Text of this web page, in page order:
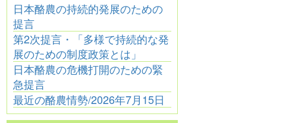
酪農乳業
「クリーン化学工業㈱
の取締役に髙橋一也氏
が新任」
酪農乳業
理事組合長に徳丸洋一
氏が昇任」
日本酪農の持続的発展のための
提言
第2次提言・「多様で持続的な発
展のための制度政策とは」
日本酪農の危機打開のための緊
急提言
最近の酪農情勢/2026年7月15日